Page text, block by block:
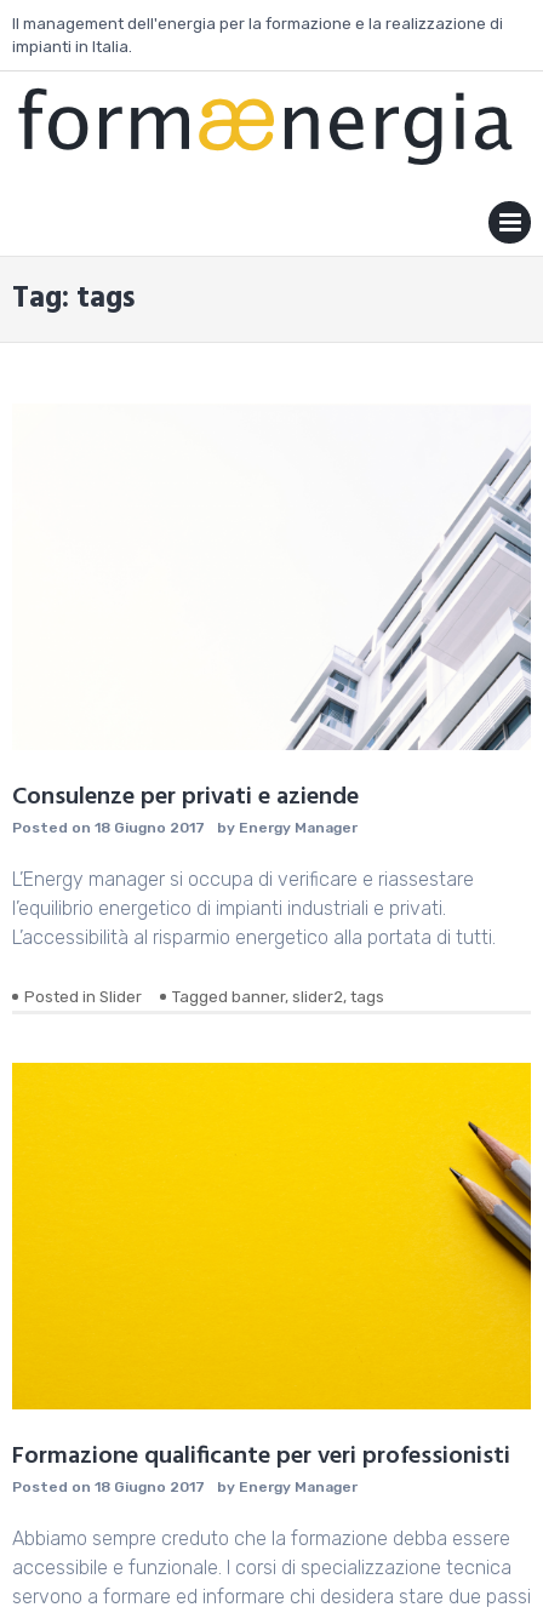
Skip
to
content
Il management dell'energia per la formazione e la realizzazione di
impianti in Italia.
Tag: tags
Consulenze per privati e aziende
Posted on 18 Giugno 2017 by Energy Manager
L’Energy manager si occupa di verificare e riassestare
l’equilibrio energetico di impianti industriali e privati.
L’accessibilità al risparmio energetico alla portata di tutti.
Posted in Slider Tagged banner, slider2, tags
Formazione qualificante per veri professionisti
Posted on 18 Giugno 2017 by Energy Manager
Abbiamo sempre creduto che la formazione debba essere
accessibile e funzionale. I corsi di specializzazione tecnica
servono a formare ed informare chi desidera stare due passi